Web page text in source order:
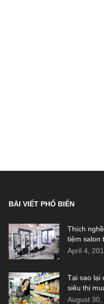
BÀI VIẾT PHỔ BIẾN
Thích
tiệm salon
April 4,
Tại sao lại
siêu thị
August 30,